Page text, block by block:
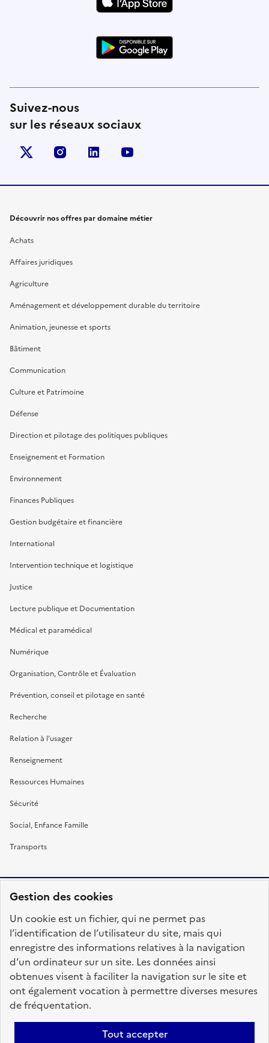
Gestion des cookies
Un cookie est un fichier, qui ne permet pas
l’identification de l’utilisateur du site, mais qui
enregistre des informations relatives à la navigation
d’un ordinateur sur un site. Les données ainsi
obtenues visent à faciliter la navigation sur le site et
ont également vocation à permettre diverses mesures
de fréquentation.
Tout accepter
Suivez-nous
sur les réseaux sociaux
X (anciennement Twitter)
instagramlinkedin
Découvrir nos offres par domaine métier
Achats
Affaires juridiques
Agriculture
Aménagement et développement durable du territoire
Animation, jeunesse et sports
Bâtiment
Communication
Culture et Patrimoine
Défense
Direction et pilotage des politiques publiques
Enseignement et Formation
Environnement
Finances Publiques
Gestion budgétaire et financière
International
Intervention technique et logistique
Justice
Lecture publique et Documentation
Médical et paramédical
Numérique
Organisation, Contrôle et Évaluation
Prévention, conseil et pilotage en santé
Recherche
Relation à l’usager
Renseignement
Ressources Humaines
Sécurité
Social, Enfance Famille
Transports
FRANÇAISE
fonction-publique.gouv.fr
legifrance.gouv.fr
gouvernement.fr